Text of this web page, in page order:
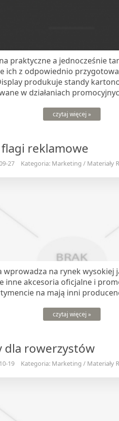
praktyczne a jednocześnie
ich z odpowiednio
produkuje standy
w działaniach
czytaj więcej »
reklamowe
27 Kategoria: Marketing / Materiały
wprowadza na rynek wysokiej
inne akcesoria oficjalne i
na mają inni
czytaj więcej »
dla rowerzystów
19 Kategoria: Marketing / Materiały